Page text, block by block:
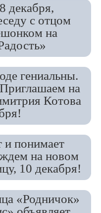
декабря,
с отцом
на
гениальны.
на
Котова
и понимает
на новом
10 декабря!
«Родничок»